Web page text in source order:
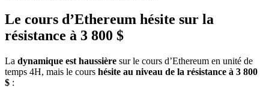
Le cours d’Ethereum hésite sur la
résistance à 3 800 $
La dynamique est haussière sur le cours d’Ethereum en unité de
temps 4H, mais le cours hésite au niveau de la résistance à 3 800
$ :